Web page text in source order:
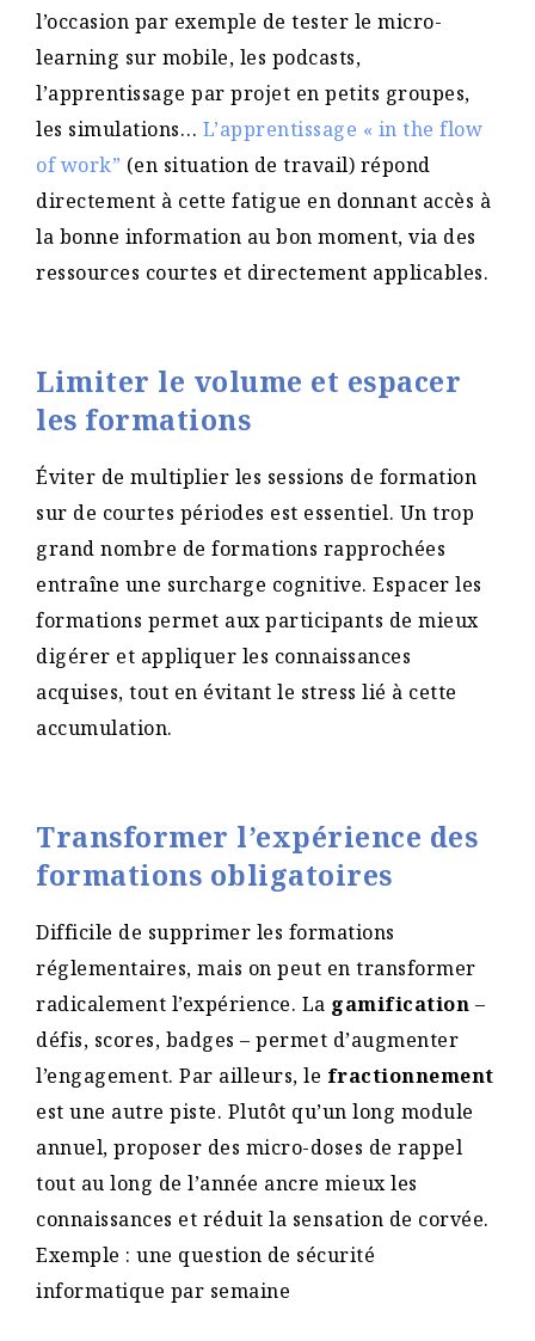
l’occasion par exemple de tester le micro-
learning sur mobile, les podcasts,
l’apprentissage par projet en petits groupes,
les simulations… L’apprentissage « in the flow
of work” (en situation de travail) répond
directement à cette fatigue en donnant accès à
la bonne information au bon moment, via des
ressources courtes et directement applicables.
Limiter le volume et espacer
les formations
Éviter de multiplier les sessions de formation
sur de courtes périodes est essentiel. Un trop
grand nombre de formations rapprochées
entraîne une surcharge cognitive. Espacer les
formations permet aux participants de mieux
digérer et appliquer les connaissances
acquises, tout en évitant le stress lié à cette
accumulation.
Transformer l’expérience des
formations obligatoires
Difficile de supprimer les formations
réglementaires, mais on peut en transformer
radicalement l’expérience. La gamification –
défis, scores, badges – permet d’augmenter
l’engagement. Par ailleurs, le fractionnement
est une autre piste. Plutôt qu’un long module
annuel, proposer des micro-doses de rappel
tout au long de l’année ancre mieux les
connaissances et réduit la sensation de corvée.
Exemple : une question de sécurité
informatique par semaine